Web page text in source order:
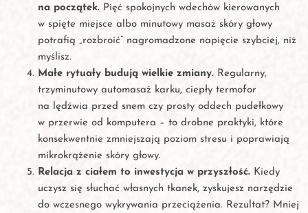
na początek. Pięć spokojnych wdechów kierowanych
w spięte miejsce albo minutowy masaż skóry głowy
potrafią „rozbroić” nagromadzone napięcie szybciej, niż
myślisz.
Małe rytuały budują wielkie zmiany. Regularny,
trzyminutowy automasaż karku, ciepły termofor
na lędźwia przed snem czy prosty oddech pudełkowy
w przerwie od komputera – to drobne praktyki, które
konsekwentnie zmniejszają poziom stresu i poprawiają
mikrokrążenie skóry głowy.
Relacja z ciałem to inwestycja w przyszłość. Kiedy
uczysz się słuchać własnych tkanek, zyskujesz narzędzie
do wczesnego wykrywania przeciążenia. Rezultat? Mniej